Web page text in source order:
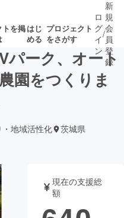
トを掲はじ
める
プロジェクト
をさがす
ト
ロ
グ
イ
ン
/
新
規
会
員
登
録
パーク、オート
園をつくりま
・地域活性化 茨城県
現在の支援総
額